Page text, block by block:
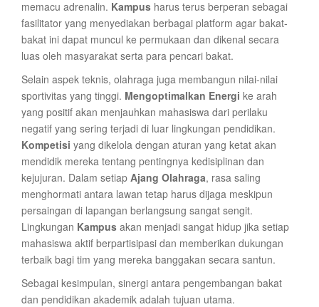
memacu adrenalin. Kampus harus terus berperan sebagai
fasilitator yang menyediakan berbagai platform agar bakat-
bakat ini dapat muncul ke permukaan dan dikenal secara
luas oleh masyarakat serta para pencari bakat.
Selain aspek teknis, olahraga juga membangun nilai-nilai
sportivitas yang tinggi. Mengoptimalkan Energi ke arah
yang positif akan menjauhkan mahasiswa dari perilaku
negatif yang sering terjadi di luar lingkungan pendidikan.
Kompetisi yang dikelola dengan aturan yang ketat akan
mendidik mereka tentang pentingnya kedisiplinan dan
kejujuran. Dalam setiap Ajang Olahraga, rasa saling
menghormati antara lawan tetap harus dijaga meskipun
persaingan di lapangan berlangsung sangat sengit.
Lingkungan Kampus akan menjadi sangat hidup jika setiap
mahasiswa aktif berpartisipasi dan memberikan dukungan
terbaik bagi tim yang mereka banggakan secara santun.
Sebagai kesimpulan, sinergi antara pengembangan bakat
dan pendidikan akademik adalah tujuan utama.